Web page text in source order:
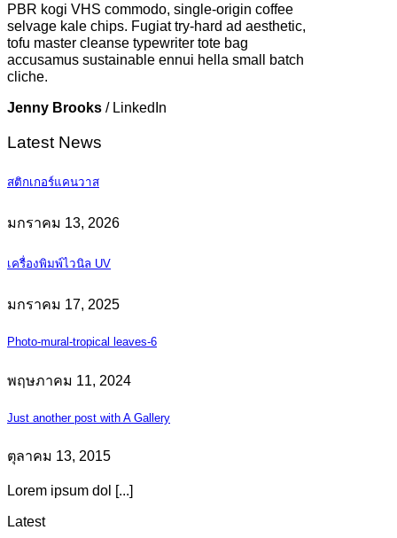
PBR kogi VHS commodo, single-origin coffee
selvage kale chips. Fugiat try-hard ad aesthetic,
tofu master cleanse typewriter tote bag
accusamus sustainable ennui hella small batch
cliche.
Jenny Brooks / LinkedIn
Latest News
สติกเกอร์แคนวาส
มกราคม 13, 2026
เครื่องพิมพ์ไวนิล UV
มกราคม 17, 2025
Photo-mural-tropical leaves-6
พฤษภาคม 11, 2024
Just another post with A Gallery
ตุลาคม 13, 2015
Lorem ipsum dol [...]
Latest